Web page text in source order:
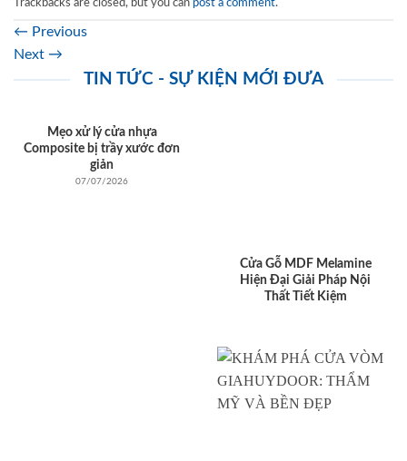
Trackbacks are closed, but you can post a comment.
← Previous
Next →
TIN TỨC - SỰ KIỆN MỚI ĐƯA
Mẹo xử lý cửa nhựa
Composite bị trầy xước đơn
giản
07/07/2026
Cửa Gỗ MDF Melamine
Hiện Đại Giải Pháp Nội
Thất Tiết Kiệm